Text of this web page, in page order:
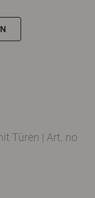
Türen | Art. no